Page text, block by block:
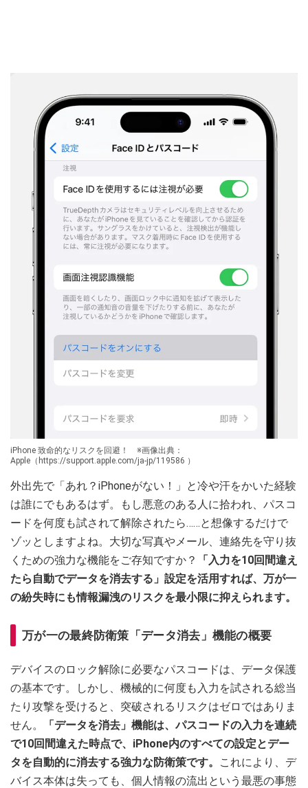
iPhone 致命的なリスクを回避！ ※画像出典：
Apple（https://support.apple.com/ja-jp/119586 ）
外出先で「あれ？iPhoneがない！」と冷や汗をかいた経験
は誰にでもあるはず。もし悪意のある人に拾われ、パスコ
ードを何度も試されて解除されたら……と想像するだけで
ゾッとしますよね。大切な写真やメール、連絡先を守り抜
くための強力な機能をご存知ですか？
「入力を10回間違え
たら自動でデータを消去する」設定を活用すれば、万が一
の紛失時にも情報漏洩のリスクを最小限に抑えられます。
万が一の最終防衛策「データ消去」機能の概要
デバイスのロック解除に必要なパスコードは、データ保護
の基本です。しかし、機械的に何度も入力を試される総当
たり攻撃を受けると、突破されるリスクはゼロではありま
せん。
「データを消去」機能は、パスコードの入力を連続
で10回間違えた時点で、iPhone内のすべての設定とデー
タを自動的に消去する強力な防衛策です。
これにより、デ
バイス本体は失っても、個人情報の流出という最悪の事態